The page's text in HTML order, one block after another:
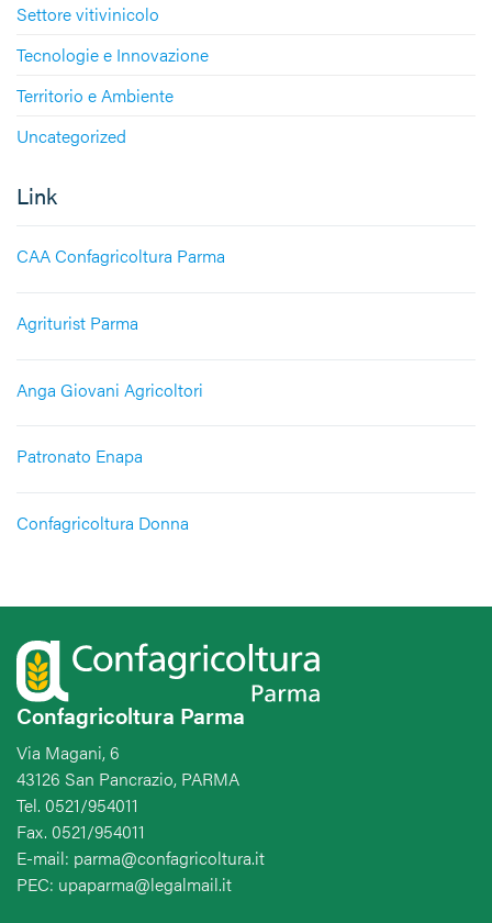
Settore vitivinicolo
Tecnologie e Innovazione
Territorio e Ambiente
Uncategorized
Link
CAA Confagricoltura Parma
Agriturist Parma
Anga Giovani Agricoltori
Patronato Enapa
Confagricoltura Donna
Confagricoltura Parma
Via Magani, 6
43126 San Pancrazio, PARMA
Tel. 0521/954011
Fax. 0521/954011
E-mail: parma@confagricoltura.it
PEC: upaparma@legalmail.it